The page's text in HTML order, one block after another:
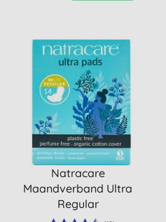
Natracare
Maandverband Ultra
Regular